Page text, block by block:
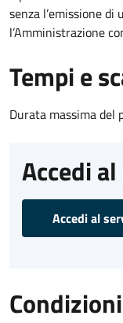
senza l’emissione
l’Amministrazione
Tempi e
Durata massima
Accedi
Accedi al